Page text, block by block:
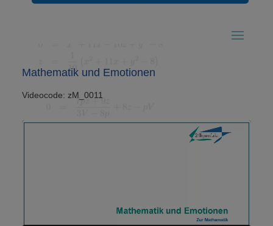
Mathematik und Emotionen
Videocode: zM_0011
Video-